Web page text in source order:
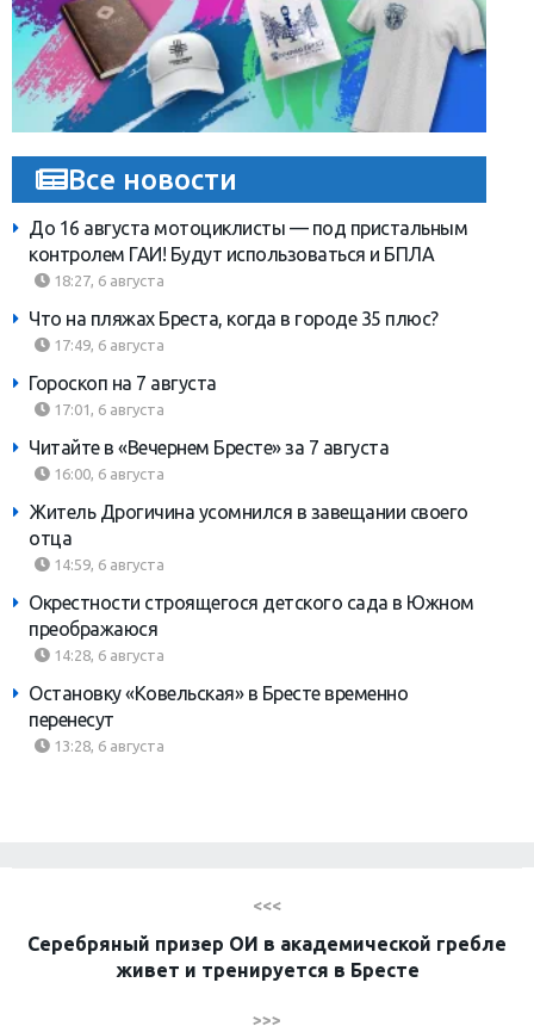
Все новости
До 16 августа мотоциклисты — под пристальным
контролем ГАИ! Будут использоваться и БПЛА
18:27, 6 августа
Что на пляжах Бреста, когда в городе 35 плюс?
17:49, 6 августа
Гороскоп на 7 августа
17:01, 6 августа
Читайте в «Вечернем Бресте» за 7 августа
16:00, 6 августа
Житель Дрогичина усомнился в завещании своего
отца
14:59, 6 августа
Окрестности строящегося детского сада в Южном
преображаюся
14:28, 6 августа
Остановку «Ковельская» в Бресте временно
перенесут
13:28, 6 августа
<<<
Серебряный призер ОИ в академической гребле
живет и тренируется в Бресте
>>>